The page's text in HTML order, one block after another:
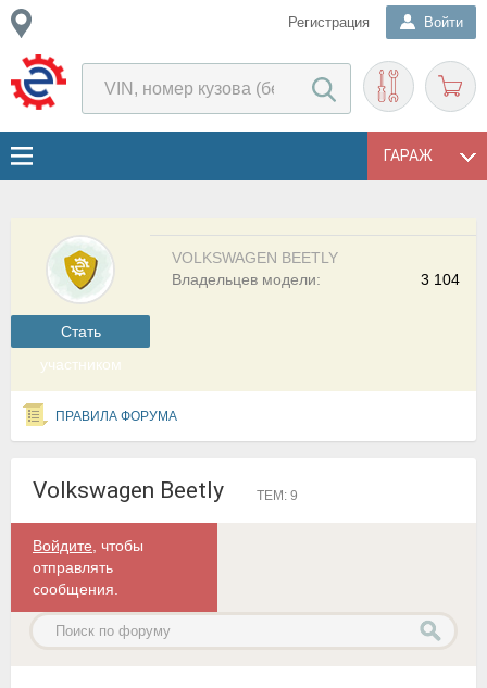
Регистрация Войти
ГАРАЖ
Cтать
участником
VOLKSWAGEN BEETLY
3 104
Владельцев модели:
ПРАВИЛА ФОРУМА
Volkswagen Beetly ТЕМ: 9
Войдите , чтобы
отправлять
сообщения.